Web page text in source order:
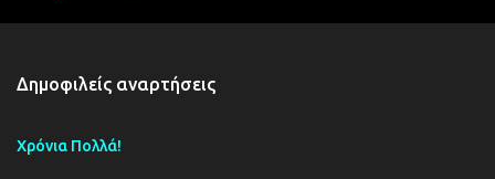
λ
α
Δημοφιλείς αναρτήσεις
Χρόνια Πολλά!